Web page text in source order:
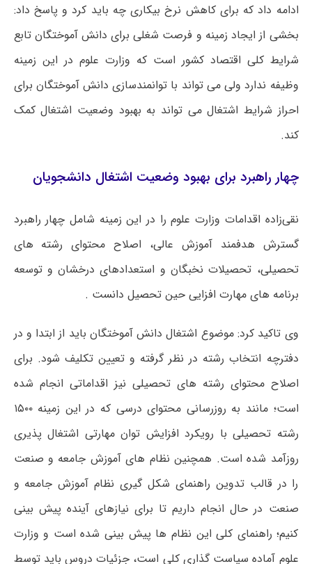
ادامه داد که برای کاهش نرخ بیکاری چه باید کرد و پاسخ داد:
بخشی از ایجاد زمینه و فرصت شغلی برای دانش آموختگان تابع
شرایط کلی اقتصاد کشور است که وزارت علوم در این زمینه
وظیفه ندارد ولی می تواند با توانمندسازی دانش آموختگان برای
احراز شرایط اشتغال می تواند به بهبود وضعیت اشتغال کمک
کند.
چهار راهبرد برای بهبود وضعیت اشتغال دانشجویان
نقی‌زاده اقدامات وزارت علوم را در این زمینه شامل چهار راهبرد
گسترش هدفمند آموزش عالی، اصلاح محتوای رشته های
تحصیلی، تحصیلات نخبگان و استعدادهای درخشان و توسعه
برنامه های مهارت افزایی حین تحصیل دانست .
وی تاکید کرد: موضوع اشتغال دانش آموختگان باید از ابتدا و در
دفترچه انتخاب رشته در نظر گرفته و تعیین تکلیف شود. برای
اصلاح محتوای رشته های تحصیلی نیز اقداماتی انجام شده
است؛ مانند به روزرسانی محتوای درسی که در این زمینه ۱۵۰۰
رشته تحصیلی با رویکرد افزایش توان مهارتی اشتغال پذیری
روزآمد شده است. همچنین نظام های آموزش جامعه و صنعت
را در قالب تدوین راهنمای شکل گیری نظام آموزش جامعه و
صنعت در حال انجام داریم تا برای نیازهای آینده پیش بینی
کنیم؛ راهنمای کلی این نظام ها پیش بینی شده است و وزارت
علوم آماده سیاست گذاری کلی است، جزئیات دروس باید توسط